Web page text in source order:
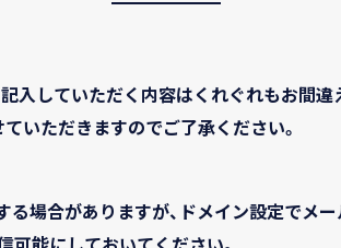
入していただく内容はくれぐれもお間
いただきますのでご了承ください。
場合がありますが、ドメイン設定でメ